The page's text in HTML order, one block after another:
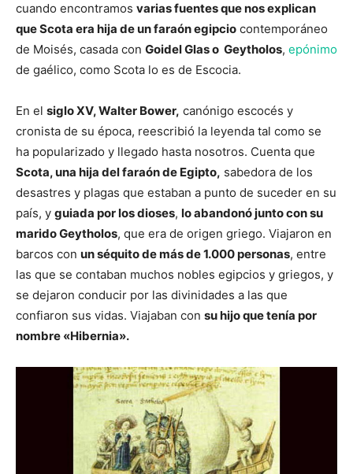
cuando encontramos varias fuentes que nos explican
que Scota era hija de un faraón egipcio contemporáneo
de Moisés, casada con Goidel Glas o Geytholos, epónimo
de gaélico, como Scota lo es de Escocia.
En el siglo XV, Walter Bower, canónigo escocés y
cronista de su época, reescribió la leyenda tal como se
ha popularizado y llegado hasta nosotros. Cuenta que
Scota, una hija del faraón de Egipto, sabedora de los
desastres y plagas que estaban a punto de suceder en su
país, y guiada por los dioses, lo abandonó junto con su
marido Geytholos, que era de origen griego. Viajaron en
barcos con un séquito de más de 1.000 personas, entre
las que se contaban muchos nobles egipcios y griegos, y
se dejaron conducir por las divinidades a las que
confiaron sus vidas. Viajaban con su hijo que tenía por
nombre «Hibernia».